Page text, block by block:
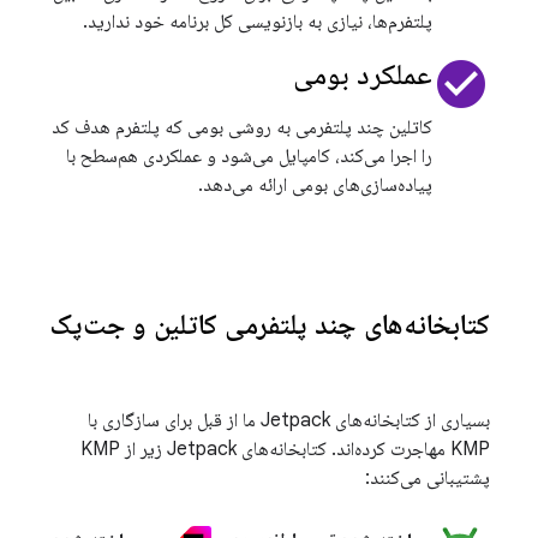
پلتفرم‌ها، نیازی به بازنویسی کل برنامه خود ندارید.
check_circleعملکرد بومی
کاتلین چند پلتفرمی به روشی بومی که پلتفرم هدف کد
را اجرا می‌کند، کامپایل می‌شود و عملکردی هم‌سطح با
پیاده‌سازی‌های بومی ارائه می‌دهد.
کتابخانه‌های چند پلتفرمی کاتلین و جت‌پک
بسیاری از کتابخانه‌های Jetpack ما از قبل برای سازگاری با
KMP مهاجرت کرده‌اند. کتابخانه‌های Jetpack زیر از KMP
پشتیبانی می‌کنند: